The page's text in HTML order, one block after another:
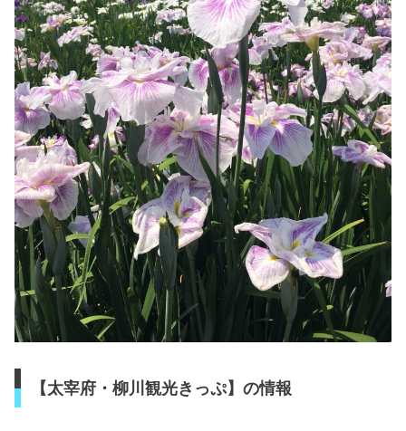
【太宰府・柳川観光きっぷ】の情報